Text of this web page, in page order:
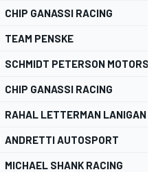
CHIP GANASSI RACING
TEAM PENSKE
SCHMIDT PETERSON
CHIP GANASSI RACING
RAHAL LETTERMAN LANIGAN
ANDRETTI AUTOSPORT
MICHAEL SHANK RACING